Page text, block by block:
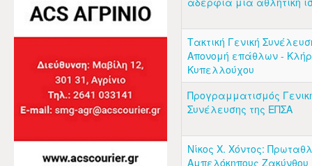
Τακτική Γενική
Απονομή επάθλων -
Κυπελλούχου
Προγραμματισμός
Συνέλευσης της ΕΠΣΑ
Νίκος Χ. Χόντος:
Αμπελόκηπους Ζακύνθου